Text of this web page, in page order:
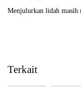
Menjulurkan lidah masih
Terkait